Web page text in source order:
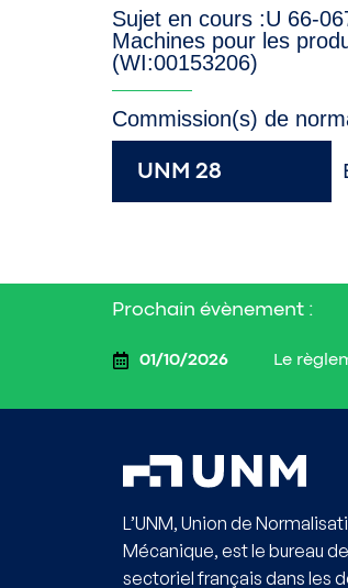
Sujet en cours :U 66-
Machines pour les
(WI:00153206)
Commission(s) de
UNM 28
Prochain évènement :
01/10/2026 Le
L’UNM, Union de
Mécanique, est le bureau
sectoriel français dans les